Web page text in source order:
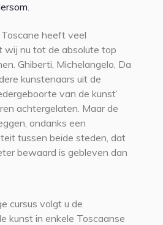
heeft veel
nu tot de absolute top
Ghiberti, Michelangelo, Da
kunstenaars uit de
van de kunst’
achtergelaten. Maar de
ondanks een
tussen beide steden, dat
bewaard is gebleven dan
cursus volgt u de
kunst in enkele Toscaanse